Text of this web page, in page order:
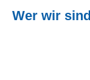
Wer wir